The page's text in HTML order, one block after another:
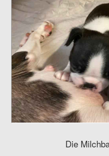
Die